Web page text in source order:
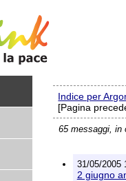
Indice per
[Pagina
65 messaggi, in
31/05/2005
2 giugno